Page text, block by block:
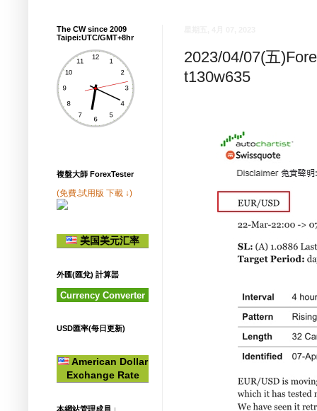
2023/04/07(五
t130w635
The CW since 2009
Taipei:UTC/GMT+8hr
複盤大師 ForexTester
(免費.試用版 下載 ↓)
美国美元汇率
外匯(匯兌) 計算噐
Currency Converter
USD匯率(每日更新)
American Dollar
Exchange Rate
本網站管理成員 ↓